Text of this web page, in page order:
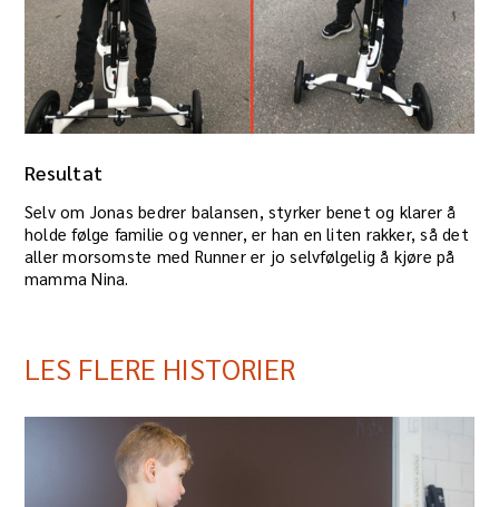
Resultat
Selv om Jonas bedrer balansen, styrker benet og klarer å
holde følge familie og venner, er han en liten rakker, så det
aller morsomste med Runner er jo selvfølgelig å kjøre på
mamma Nina.
LES FLERE HISTORIER